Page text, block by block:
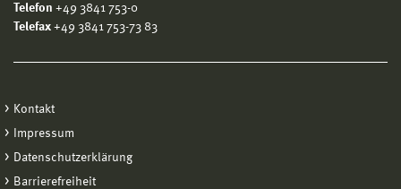
Telefon +49 3841 753-0
Telefax +49 3841 753-73 83
Kontakt
Impressum
Datenschutzerklärung
Barrierefreiheit